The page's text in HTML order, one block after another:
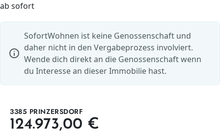
ab sofort
info
SofortWohnen ist keine Genossenschaft und
daher nicht in den Vergabeprozess involviert.
Wende dich direkt an die Genossenschaft wenn
du Interesse an dieser Immobilie hast.
3385 PRINZERSDORF
124.973,00 €